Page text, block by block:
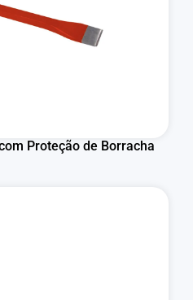
Proteção de Borracha